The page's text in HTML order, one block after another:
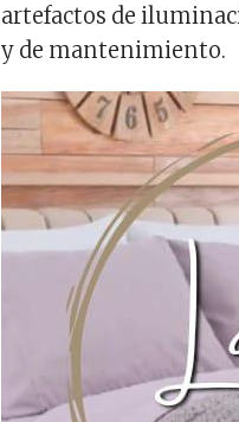
artefactos de
y de mantenimiento.